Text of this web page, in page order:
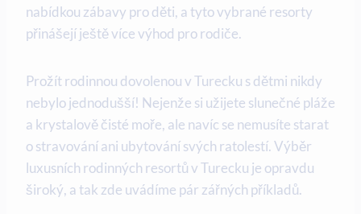
nabídkou zábavy pro děti, a tyto vybrané resorty
přinášejí ještě více výhod pro rodiče.
Prožít rodinnou dovolenou v Turecku s dětmi nikdy
nebylo jednodušší! Nejenže si užijete slunečné pláže
a krystalově čisté moře, ale navíc se nemusíte starat
o stravování ani ubytování svých ratolestí. Výběr
luxusních rodinných resortů v Turecku je opravdu
široký, a tak zde uvádíme pár zářných příkladů.